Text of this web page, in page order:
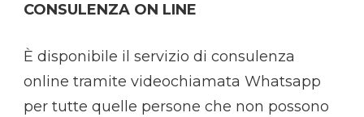
CONSULENZA ON LINE
È disponibile il servizio di consulenza
online tramite videochiamata Whatsapp
per tutte quelle persone che non possono